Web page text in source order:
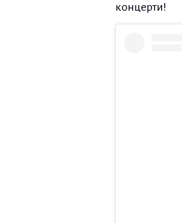
концерти!